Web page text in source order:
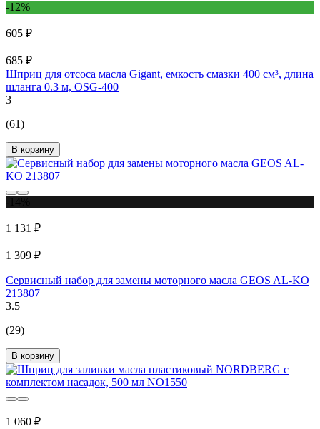
-12%
605 ₽
685 ₽
Шприц для отсоса масла Gigant, емкость смазки 400 см³, длина
шланга 0.3 м, OSG-400
3
(61)
В корзину
1 131 ₽
1 309 ₽
Сервисный набор для замены моторного масла GEOS AL-KO
213807
3.5
(29)
В корзину
1 060 ₽